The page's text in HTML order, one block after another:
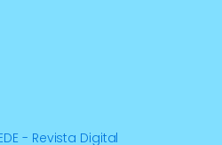
- Revista Digital